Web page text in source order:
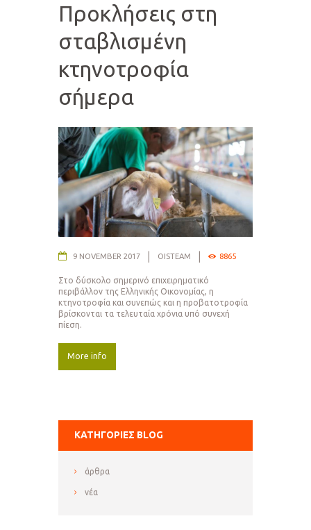
Προκλήσεις στη
σταβλισμένη
κτηνοτροφία
σήμερα
9 NOVEMBER 2017 OISTEAM 8865
Στο δύσκολο σημερινό επιχειρηματικό
περιβάλλον της Ελληνικής Οικονομίας, η
κτηνοτροφία και συνεπώς και η προβατοτροφία
βρίσκονται τα τελευταία χρόνια υπό συνεχή
πίεση.
More info
ΚΑΤΗΓΟΡΊΕΣ BLOG
άρθρα
νέα